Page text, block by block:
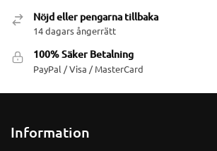
Nöjd eller pengarna tillbaka
14 dagars ångerrätt
100% Säker Betalning
PayPal / Visa / MasterCard
Information